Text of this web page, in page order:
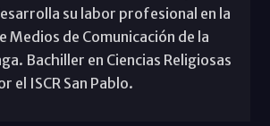
su labor profesional en la
Medios de Comunicación de la
Bachiller en Ciencias Religiosas
el ISCR San Pablo.